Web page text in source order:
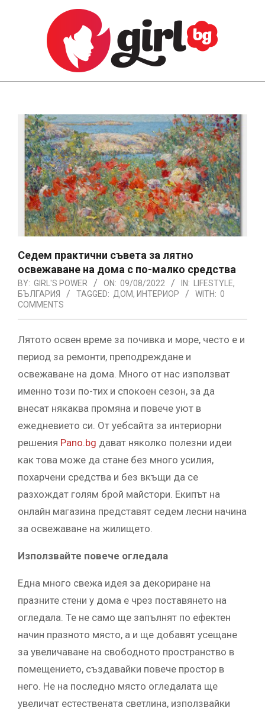
GIRL.BG
Navigation
Седем практични съвета за лятно
освежаване на дома с по-малко средства
BY: GIRL'S POWER ON: 09/08/2022 IN: LIFESTYLE,
БЪЛГАРИЯ
TAGGED: ДОМ, ИНТЕРИОР WITH: 0
COMMENTS
Лятото освен време за почивка и море, често е и
период за ремонти, преподреждане и
освежаване на дома. Много от нас използват
именно този по-тих и спокоен сезон, за да
внесат някаква промяна и повече уют в
ежедневието си. От уебсайта за интериорни
решения Pano.bg дават няколко полезни идеи
как това може да стане без много усилия,
похарчени средства и без вкъщи да се
разхождат голям брой майстори. Екипът на
онлайн магазина представят седем лесни начина
за освежаване на жилището.
Използвайте повече огледала
Една много свежа идея за декориране на
празните стени у дома е чрез поставянето на
огледала. Те не само ще запълнят по ефектен
начин празното място, а и ще добавят усещане
за увеличаване на свободното пространство в
помещението, създавайки повече простор в
него. Не на последно място огледалата ще
увеличат естествената светлина, използвайки